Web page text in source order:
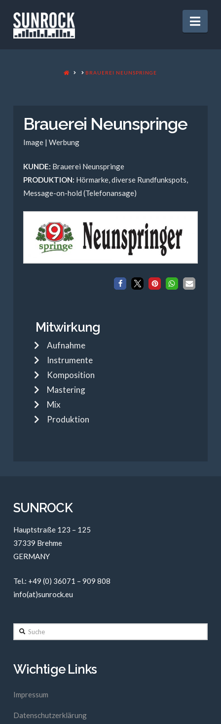
HOMEBRAUEREI NEUNSPRINGE
Brauerei Neunspringe
Image | Werbung
KUNDE: Brauerei Neunspringe
PRODUKTION: Hörmarke, diverse Rundfunkspots,
Message-on-hold (Telefonansage)
Mitwirkung
Aufnahme
Instrumente
Komposition
Mastering
Mix
Produktion
SUNROCK
Hauptstraße 123 – 125
37339 Brehme
GERMANY
Tel.: +49 (0) 36071 – 909 808
info(at)sunrock.eu
Suche
Wichtige Links
Impressum
Datenschutzerklärung